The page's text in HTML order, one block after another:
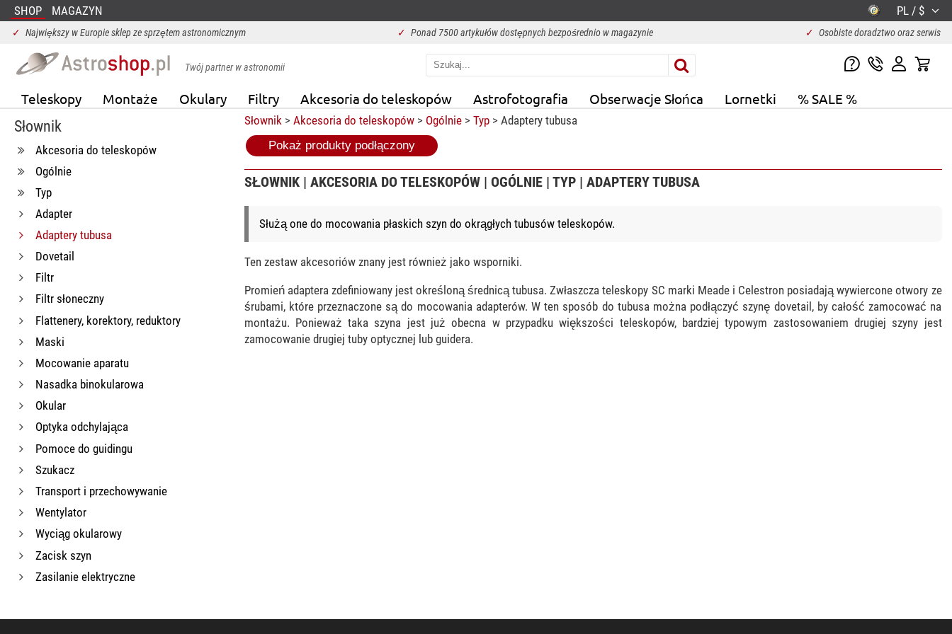
SHOP MAGAZYN PL / $
✓ Największy w Europie sklep ze sprzętem astronomicznym ✓ Ponad 7500 artykułów dostępnych bezpośrednio w magazynie ✓ Osobiste doradztwo oraz serwis
Twój partner w astronomii
Teleskopy Montaże Okulary Filtry Akcesoria do teleskopów Astrofotografia Obserwacje Słońca Lornetki % SALE %
Słownik
Akcesoria do teleskopów
Ogólnie
Typ
Adapter
Adaptery tubusa
Dovetail
Filtr
Filtr słoneczny
Flattenery, korektory, reduktory
Maski
Mocowanie aparatu
Nasadka binokularowa
Okular
Optyka odchylająca
Pomoce do guidingu
Szukacz
Transport i przechowywanie
Wentylator
Wyciąg okularowy
Zacisk szyn
Zasilanie elektryczne
Słownik > Akcesoria do teleskopów> Ogólnie> Typ> Adaptery tubusa
Pokaż produkty podłączony
SŁOWNIK | AKCESORIA DO TELESKOPÓW | OGÓLNIE | TYP | ADAPTERY TUBUSA
Służą one do mocowania płaskich szyn do okrągłych tubusów teleskopów.
Ten zestaw akcesoriów znany jest również jako wsporniki.
Promień adaptera zdefiniowany jest określoną średnicą tubusa. Zwłaszcza teleskopy SC marki Meade i Celestron posiadają wywiercone otwory ze
śrubami, które przeznaczone są do mocowania adapterów. W ten sposób do tubusa można podłączyć szynę dovetail, by całość zamocować na
montażu. Ponieważ taka szyna jest już obecna w przypadku większości teleskopów, bardziej typowym zastosowaniem drugiej szyny jest
zamocowanie drugiej tuby optycznej lub guidera.